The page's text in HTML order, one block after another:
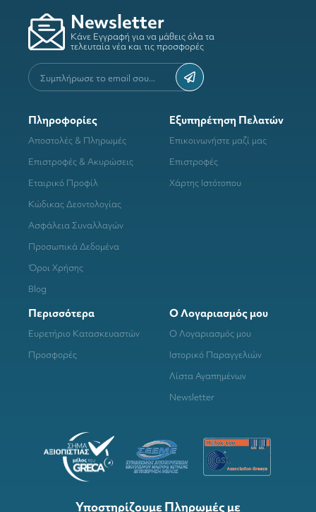
Newsletter
Κάνε Εγγραφή για να μάθεις όλα τα
τελευταία νέα και τις προσφορές
Πληροφορίες
Αποστολές & Πληρωμές
Επιστροφές & Ακυρώσεις
Εταιρικό Προφίλ
Κώδικας Δεοντολογίας
Ασφάλεια Συναλλαγών
Προσωπικά Δεδομένα
Όροι Χρήσης
Blog
Εξυπηρέτηση Πελατών
Επικοινωνήστε μαζί μας
Επιστροφές
Χάρτης Ιστότοπου
Περισσότερα
Ευρετήριο Κατασκευαστών
Προσφορές
Ο Λογαριασμός μου
Ο Λογαριασμός μου
Ιστορικό Παραγγελιών
Λίστα Αγαπημένων
Newsletter
Υποστηρίζουμε Πληρωμές με